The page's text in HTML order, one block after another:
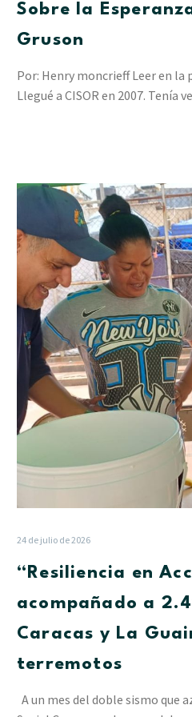
Sobre la
Gruson
Por: Henry moncrieff Leer en la
Llegué a CISOR en 2007. Tenía
en
ha
a
en
y
La
los
24 de julio de 2026
“Resiliencia en
acompañado a
Caracas y La
terremotos
A un mes del doble sismo que